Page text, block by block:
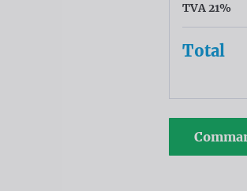
TVA 21%
Total